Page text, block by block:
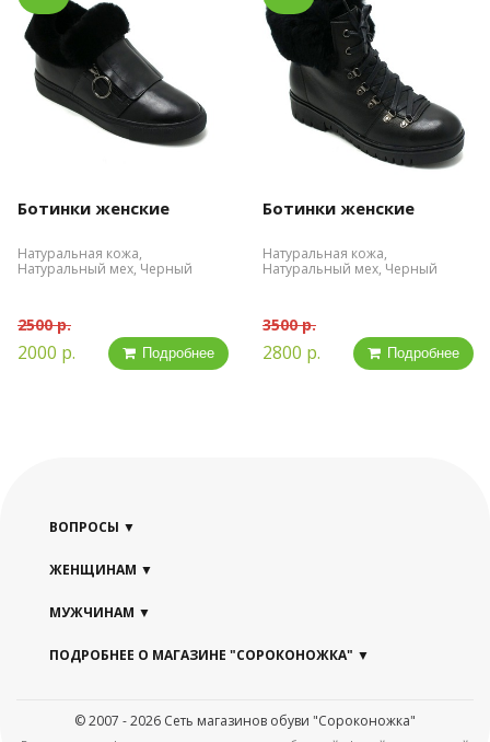
Ботинки женские
Натуральная кожа,
Натуральный мех, Черный
2500 р.
2000 р. Подробнее
Ботинки женские
Натуральная кожа,
Натуральный мех, Черный
3500 р.
2800 р. Подробнее
ВОПРОСЫ
ЖЕНЩИНАМ
МУЖЧИНАМ
ПОДРОБНЕЕ О МАГАЗИНЕ "СОРОКОНОЖКА"
© 2007 - 2026 Сеть магазинов обуви "Сороконожка"